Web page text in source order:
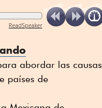
ReadSpeaker
abordar las causas
países de